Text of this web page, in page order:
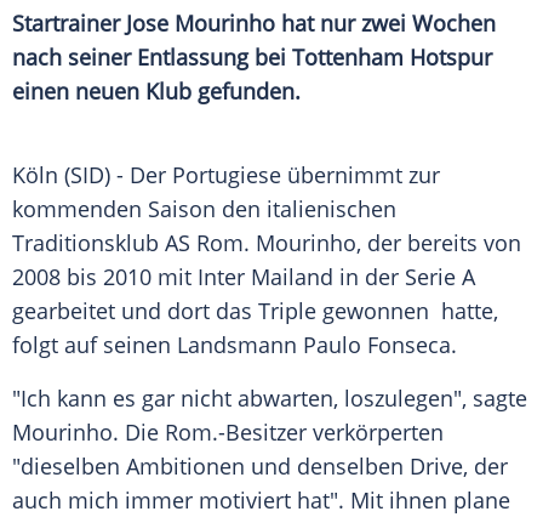
Startrainer Jose Mourinho hat nur zwei Wochen
nach seiner Entlassung bei Tottenham Hotspur
einen neuen Klub gefunden.
Köln (SID) - Der Portugiese übernimmt zur
kommenden Saison den italienischen
Traditionsklub AS Rom. Mourinho, der bereits von
2008 bis 2010 mit Inter Mailand in der Serie A
gearbeitet und dort das Triple gewonnen hatte,
folgt auf seinen Landsmann Paulo Fonseca.
"Ich kann es gar nicht abwarten, loszulegen", sagte
Mourinho. Die Rom.-Besitzer verkörperten
"dieselben Ambitionen und denselben Drive, der
auch mich immer motiviert hat". Mit ihnen plane